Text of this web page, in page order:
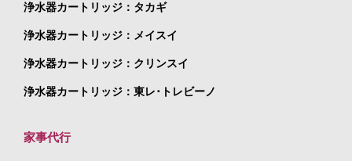
浄水器カートリッジ：タカギ
浄水器カートリッジ：メイスイ
浄水器カートリッジ：クリンスイ
浄水器カートリッジ：東レ･トレビーノ
家事代行